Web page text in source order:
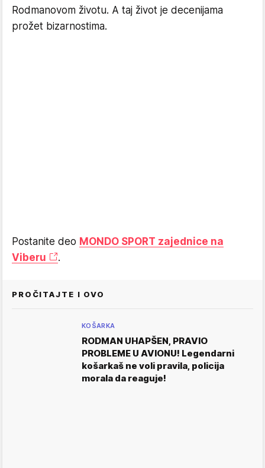
Rodmanovom životu. A taj život je decenijama
prožet bizarnostima.
Postanite deo MONDO SPORT zajednice na
Viberu
.
PROČITAJTE I OVO
KOŠARKA
RODMAN UHAPŠEN, PRAVIO
PROBLEME U AVIONU! Legendarni
košarkaš ne voli pravila, policija
morala da reaguje!